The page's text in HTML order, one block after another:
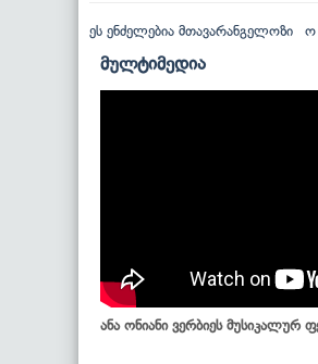
ეს ენძელებია მთავარანგელოზი ო
მულტიმედია
ანა ონიანი ვერბიეს მუსიკალურ